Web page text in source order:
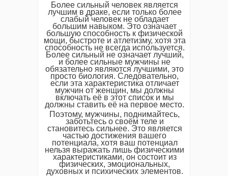
Более сильный человек является
лучшим в драке, если только более
слабый человек не обладает
большим навыком. Это означает
большую способность к физической
мощи, быстроте и атлетизму, хотя эта
способность не всегда используется.
Более сильный не означает лучший,
и более сильные мужчины не
обязательно являются лучшими, это
просто биология. Следовательно,
если эта характеристика отличает
мужчин от женщин, мы должны
включать её в этот список и мы
должны ставить её на первое место.
Поэтому, мужчины, поднимайтесь,
заботьтесь о своём теле и
становитесь сильнее. Это является
частью достижения вашего
потенциала, хотя ваш потенциал
нельзя выражать лишь физическими
характеристиками, он состоит из
физических, эмоциональных,
духовных и психических элементов.